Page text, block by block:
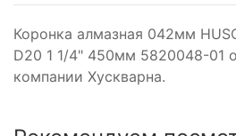
Коронка алмазная 042мм
D20 1 1/4" 450мм 5820048-01
компании Хускварна.